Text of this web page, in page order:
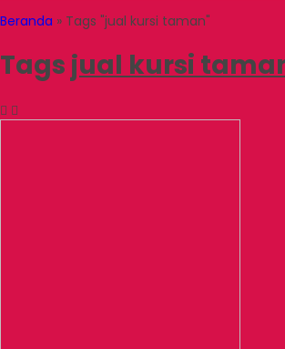
Beranda » Tags "jual kursi taman"
Tags jual kursi